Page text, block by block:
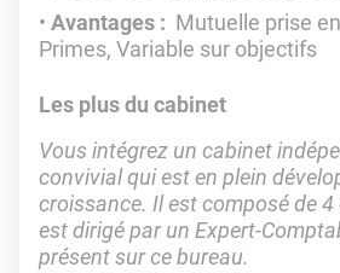
Avantages : Mutuelle prise
Primes, Variable sur objectifs
Les plus du cabinet
Vous intégrez un cabinet
convivial qui est en plein
croissance. Il est composé de
est dirigé par un Expert-
présent sur ce bureau.